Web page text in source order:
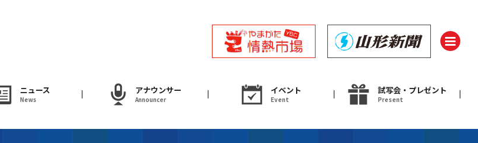
ニュース
News
アナウンサー
Announcer
イベント
Event
試写会・プレゼント
Present
アナウンサー
Announcer
試写会・プレゼント